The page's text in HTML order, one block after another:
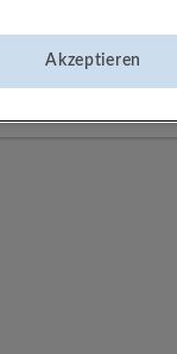
|
| Verlagswesen |
Akzeptieren